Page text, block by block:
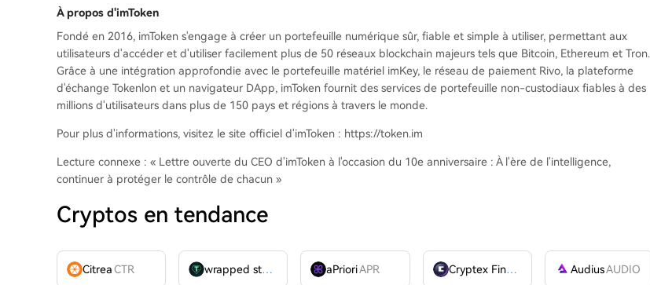
À propos d'imToken
Fondé en 2016, imToken s'engage à créer un portefeuille numérique sûr, fiable et simple à utiliser, permettant aux
utilisateurs d'accéder et d'utiliser facilement plus de 50 réseaux blockchain majeurs tels que Bitcoin, Ethereum et Tron.
Grâce à une intégration approfondie avec le portefeuille matériel imKey, le réseau de paiement Rivo, la plateforme
d'échange Tokenlon et un navigateur DApp, imToken fournit des services de portefeuille non-custodiaux fiables à des
millions d'utilisateurs dans plus de 150 pays et régions à travers le monde.
Pour plus d'informations, visitez le site officiel d'imToken : https://token.im
Lecture connexe : « Lettre ouverte du CEO d'imToken à l'occasion du 10e anniversaire : À l'ère de l'intelligence,
continuer à protéger le contrôle de chacun »
Cryptos en tendance
CitreaCTR wrapped stUSDT WSTUSDTaPrioriAPR Cryptex Finance AudiusAUDIO